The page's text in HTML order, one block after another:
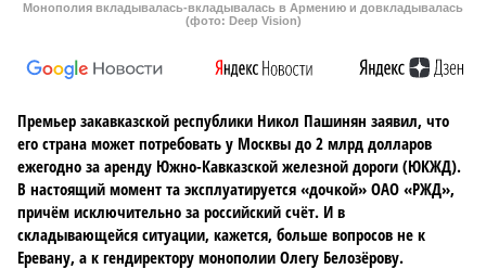
Монополия вкладывалась-вкладывалась в Армению и довкладывалась
(фото: Deep Vision)
Премьер закавказской республики Никол Пашинян заявил, что
его страна может потребовать у Москвы до 2 млрд долларов
ежегодно за аренду Южно-Кавказской железной дороги (ЮКЖД).
В настоящий момент та эксплуатируется «дочкой» ОАО «РЖД»,
причём исключительно за российский счёт. И в
складывающейся ситуации, кажется, больше вопросов не к
Еревану, а к гендиректору монополии Олегу Белозёрову.